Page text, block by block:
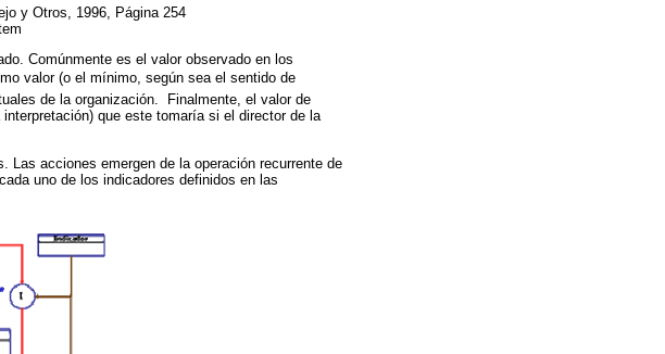
y Otros, 1996, Página 254
Comúnmente es el valor observado en los
valor (o el mínimo, según sea el sentido de
de la organización. Finalmente, el valor de
que este tomaría si el director de la
acciones emergen de la operación recurrente de
uno de los indicadores definidos en las